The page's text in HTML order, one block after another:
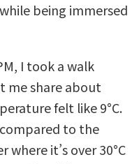
being immersed
I took a walk
me share about
felt like 9°C.
to the
it’s over 30°C